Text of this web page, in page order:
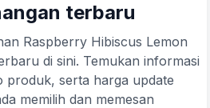
terbaru
Raspberry Hibiscus Lemon
di sini. Temukan informasi
produk, serta harga update
memilih dan memesan